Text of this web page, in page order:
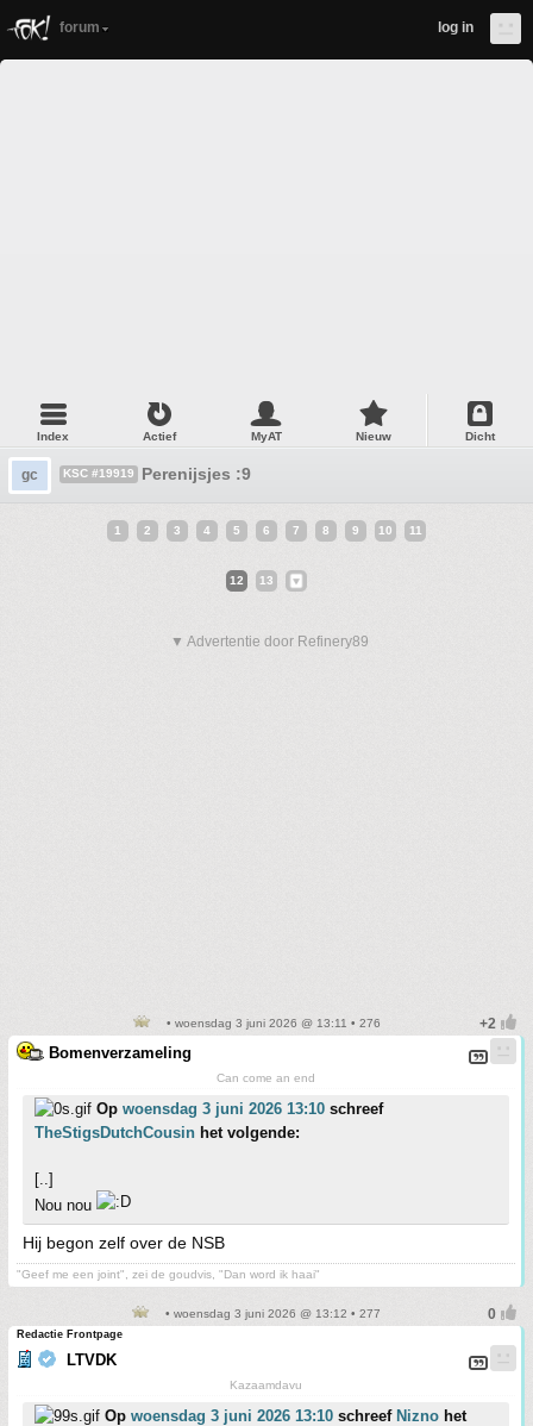
forum log in
Index Actief MyAT Nieuw Dicht
gc KSC #19919 Perenijsjes :9
1 2 3 4 5 6 7 8 9 10 11
12 13
▼ Advertentie door Refinery89
• woensdag 3 juni 2026 @ 13:11 • 276
Bomenverzameling
Can come an end
Op woensdag 3 juni 2026 13:10 schreef
TheStigsDutchCousin het volgende:
[..]
Nou nou
Hij begon zelf over de NSB
"Geef me een joint", zei de goudvis, "Dan word ik haai"
• woensdag 3 juni 2026 @ 13:12 • 277
Redactie Frontpage
LTVDK
Kazaamdavu
Op woensdag 3 juni 2026 13:10 schreef Nizno het